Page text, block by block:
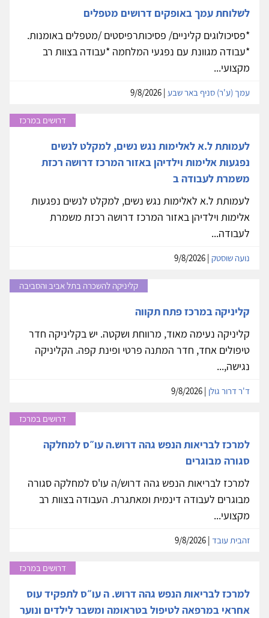
לשלוחת עמך באופקים דרושים מטפלים
*פסיכולוגים קליניים/ פסיכותרפיסטים /מטפלים באומנות.
*עבודה מגוונת עם נפגעי המלחמה *עבודה בצוות רב
מקצועי...
עמך (ע'ר) סניף באר שבע
דרושים במרכז
לעמותת ל.א לאלימות נגש נשים, למקלט לנשים
נפגעות אלימות וילדיהן באזור המרכז דרושה רכזת
משמרת לעבודה ב
לעמותת ל.א לאלימות נגש נשים, למקלט לנשים נפגעות
אלימות וילדיהן באזור המרכז דרושה רכזת משמרת
לעבודה...
נועה שוסטק
קליניקה להשכרה בתל אביב והסביבה
קליניקה במרכז פתח תקווה
קליניקה נעימה מאוד, מרווחת ושקטה. יש בקליניקה חדר
טיפולים אחד, חדר המתנה פרטי ופינת קפה. הקליניקה
נגישה,...
ד'ר דרור גולן
דרושים במרכז
למרכז לבריאות הנפש גהה דרוש.ה עו״ס למחלקה
סגורה מבוגרים
למרכז לבריאות הנפש גהה דרוש/ה עו'ס למחלקה סגורה
מבוגרים לעבודה דינמית ומאתגרת. העבודה בצוות רב
מקצועי...
זהבית עובד
דרושים במרכז
למרכז לבריאות הנפש גהה דרוש. ה עו״ס לתפקיד עוס
אחראי במרפאה לטיפול בטראומה ומשבר לילדים ונוער